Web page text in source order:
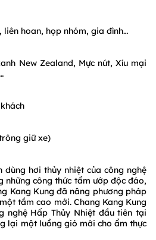
hoan, họp nhóm, gia đình…
New Zealand, Mực nút, Xíu mại
giữ xe)
hơi thủy nhiệt của công nghệ
những công thức tẩm ướp độc đáo,
Kang Kung đã nâng phương pháp
tầm cao mới. Chang Kang Kung
nghệ Hấp Thủy Nhiệt đầu tiên tại
lại một luồng gió mới cho ẩm thực